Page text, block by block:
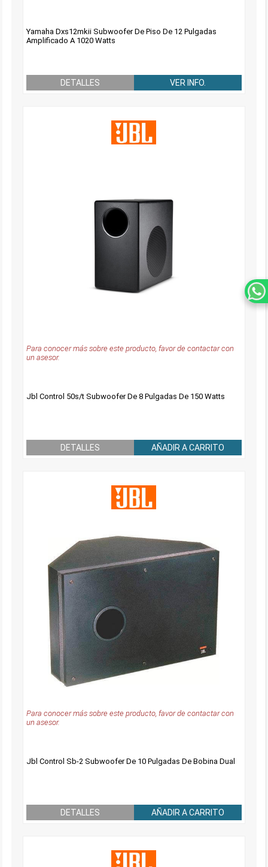
Yamaha Dxs12mkii Subwoofer De Piso De 12 Pulgadas
Amplificado A 1020 Watts
DETALLES VER INFO.
Para conocer más sobre este producto, favor de contactar con
un asesor.
Jbl Control 50s/t Subwoofer De 8 Pulgadas De 150 Watts
DETALLES AÑADIR A CARRITO
Para conocer más sobre este producto, favor de contactar con
un asesor.
Jbl Control Sb-2 Subwoofer De 10 Pulgadas De Bobina Dual
DETALLES AÑADIR A CARRITO